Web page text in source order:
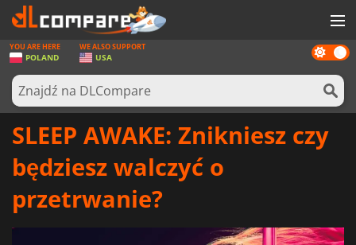
GRY
KARTY DO GIER
OPROGRAMOWANIE
SPRZĘT KOMPUTEROWY
AKTUALNOŚCI
Dark
mode
YOU ARE HERE
POLAND
WE ALSO SUPPORT
USA
SLEEP AWAKE: Znikniesz czy
będziesz walczyć o
przetrwanie?